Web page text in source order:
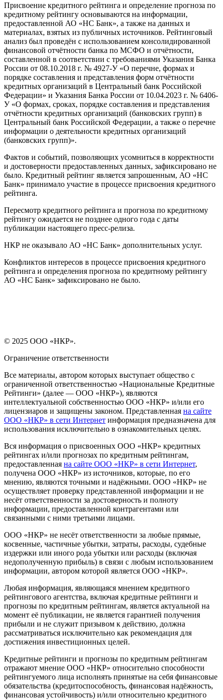
Присвоение кредитного рейтинга и определение прогноза по
кредитному рейтингу основываются на информации,
предоставленной АО «НС Банк», а также на данных и
материалах, взятых из публичных источников. Рейтинговый
анализ был проведён с использованием консолидированной
финансовой отчётности банка по МСФО и отчётности,
составленной в соответствии с требованиями Указания Банка
России от 08.10.2018 г. № 4927-У «О перечне, формах и
порядке составления и представления форм отчётности
кредитных организаций в Центральный банк Российской
Федерации» и Указания Банка России от 10.04.2023 г. № 6406-
У «О формах, сроках, порядке составления и представления
отчётности кредитных организаций (банковских групп) в
Центральный банк Российской Федерации, а также о перечне
информации о деятельности кредитных организаций
(банковских групп)».
Фактов и событий, позволяющих усомниться в корректности
и достоверности предоставленных данных, зафиксировано не
было. Кредитный рейтинг является запрошенным, АО «НС
Банк» принимало участие в процессе присвоения кредитного
рейтинга.
Пересмотр кредитного рейтинга и прогноза по кредитному
рейтингу ожидается не позднее одного года с даты
публикации настоящего пресс-релиза.
НКР не оказывало АО «НС Банк» дополнительных услуг.
Конфликтов интересов в процессе присвоения кредитного
рейтинга и определения прогноза по кредитному рейтингу
АО «НС Банк» зафиксировано не было.
© 2025 ООО «НКР».
Ограничение ответственности
Все материалы, автором которых выступает общество с
ограниченной ответственностью «Национальные Кредитные
Рейтинги» (далее — ООО «НКР»), являются
интеллектуальной собственностью ООО «НКР» и/или его
лицензиаров и защищены законом. Представленная на сайте
ООО «НКР» в сети Интернет информация предназначена для
использования исключительно в ознакомительных целях.
Вся информация о присвоенных ООО «НКР» кредитных
рейтингах и/или прогнозах по кредитным рейтингам,
предоставленная на сайте ООО «НКР» в сети Интернет,
получена ООО «НКР» из источников, которые, по его
мнению, являются точными и надёжными. ООО «НКР» не
осуществляет проверку представленной информации и не
несёт ответственности за достоверность и полноту
информации, предоставленной контрагентами или
связанными с ними третьими лицами.
ООО «НКР» не несёт ответственности за любые прямые,
косвенные, частичные убытки, затраты, расходы, судебные
издержки или иного рода убытки или расходы (включая
недополученную прибыль) в связи с любым использованием
информации, автором которой является ООО «НКР».
Любая информация, являющаяся мнением кредитного
рейтингового агентства, включая кредитные рейтинги и
прогнозы по кредитным рейтингам, является актуальной на
момент её публикации, не является гарантией получения
прибыли и не служит призывом к действию, должна
рассматриваться исключительно как рекомендация для
достижения инвестиционных целей.
Кредитные рейтинги и прогнозы по кредитным рейтингам
отражают мнение ООО «НКР» относительно способности
рейтингуемого лица исполнять принятые на себя финансовые
обязательства (кредитоспособность, финансовая надёжность,
финансовая устойчивость) и/или относительно кредитного